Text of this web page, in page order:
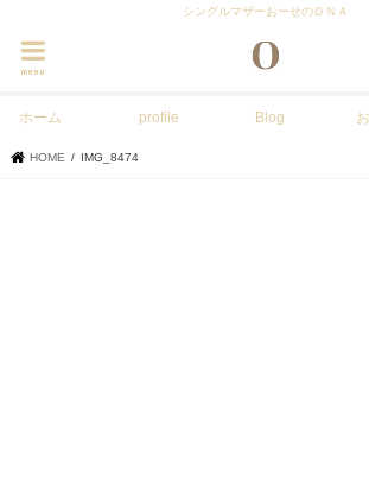
シングルマザーおーせのＤＮＡ
menu
ホーム profile Blog
HOME IMG_8474